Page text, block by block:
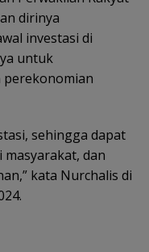
dirinya
investasi di
untuk
sehingga dapat
dan
kata Nurchalis di